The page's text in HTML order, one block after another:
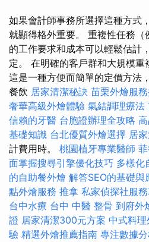
如果會計師事務所選擇這種方式
就顯得格外重要。 重複性任務（
的工作要求和成本可以輕鬆估計
定。 在明確的客戶群和大規模重
這是一種方便而簡單的定價方法
餐飲 居家清潔秘訣 苗栗外燴服
奢華高級外燴體驗 氣結調理療法
信賴的牙醫 台胞證辦理全攻略
基礎知識 台北優質外燴選擇 居
計費用時。 桃園植牙專業醫師
面掌握搜尋引擎優化技巧 多樣化
的自助餐外燴 解答SEO的基礎與
點外燴服務 推拿 私家偵探社服務
台中水療 台中 中醫 整骨 到府外
證 居家清潔300元方案 中式料
驗 精選外燴推薦指南 專注數據